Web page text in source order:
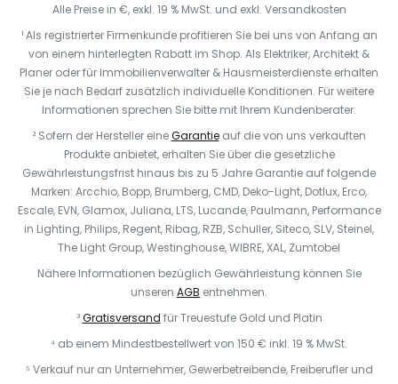
Alle Preise in €, exkl. 19 % MwSt. und exkl. Versandkosten
¹ Als registrierter Firmenkunde profitieren Sie bei uns von Anfang an
von einem hinterlegten Rabatt im Shop. Als Elektriker, Architekt &
Planer oder für Immobilienverwalter & Hausmeisterdienste erhalten
Sie je nach Bedarf zusätzlich individuelle Konditionen. Für weitere
Informationen sprechen Sie bitte mit Ihrem Kundenberater.
² Sofern der Hersteller eineGarantieauf die von uns verkauften
Produkte anbietet, erhalten Sie über die gesetzliche
Gewährleistungsfrist hinaus bis zu 5 Jahre Garantie auf folgende
Marken: Arcchio, Bopp, Brumberg, CMD, Deko-Light, Dotlux, Erco,
Escale, EVN, Glamox, Juliana, LTS, Lucande, Paulmann, Performance
in Lighting, Philips, Regent, Ribag, RZB, Schuller, Siteco, SLV, Steinel,
The Light Group, Westinghouse, WIBRE, XAL, Zumtobel
Nähere Informationen bezüglich Gewährleistung können Sie
unseren AGB entnehmen.
³Gratisversand für Treuestufe Gold und Platin
⁴ ab einem Mindestbestellwert von 150 € inkl. 19 % MwSt.
⁵ Verkauf nur an Unternehmer, Gewerbetreibende, Freiberufler und